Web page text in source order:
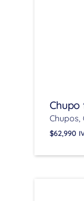
Chupo
Chupos
$62,990